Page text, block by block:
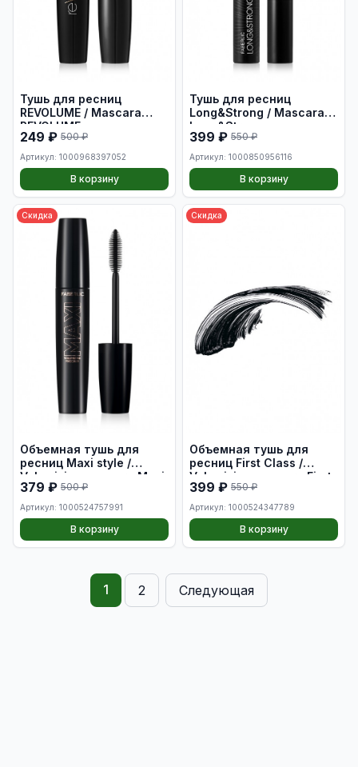
Тушь для ресниц
REVOLUME / Mascara
REVOLUME
249 ₽ 500 ₽
Артикул: 1000968397052
В корзину
Тушь для ресниц
Long&Strong / Mascara
Long&Strong
399 ₽ 550 ₽
Артикул: 1000850956116
В корзину
Скидка
Объемная тушь для
ресниц Maxi style /
Volumizing mascara Maxi
style
379 ₽ 500 ₽
Артикул: 1000524757991
В корзину
Скидка
Объемная тушь для
ресниц First Class /
Volumizing mascara First
Class
399 ₽ 550 ₽
Артикул: 1000524347789
В корзину
1 2 Следующая